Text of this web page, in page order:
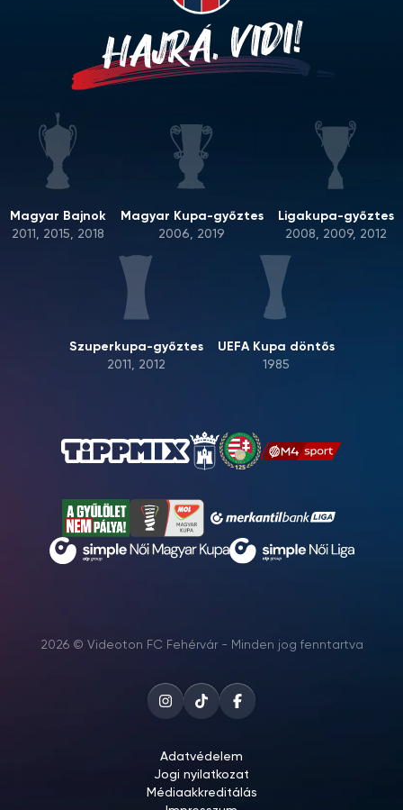
HAJRÁ, VIDI!
Magyar Bajnok
2011, 2015, 2018
Magyar Kupa-győztes
2006, 2019
Ligakupa-győztes
2008, 2009, 2012
Szuperkupa-győztes
2011, 2012
UEFA Kupa döntős
1985
2026 © Videoton FC Fehérvár - Minden jog fenntartva
Adatvédelem
Jogi nyilatkozat
Médiaakkreditálás